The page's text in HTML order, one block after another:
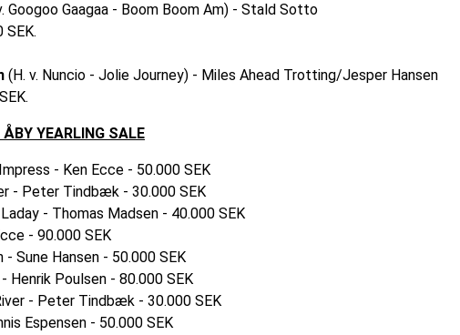
Googoo Gaagaa - Boom Boom Am) - Stald Sotto
(H. v. Nuncio - Jolie Journey) - Miles Ahead Trotting/Jesper Hansen
YEARLING SALE
- Ken Ecce - 50.000 SEK
- Peter Tindbæk - 30.000 SEK
- Thomas Madsen - 40.000 SEK
- 90.000 SEK
- Sune Hansen - 50.000 SEK
Henrik Poulsen - 80.000 SEK
- Peter Tindbæk - 30.000 SEK
Espensen - 50.000 SEK